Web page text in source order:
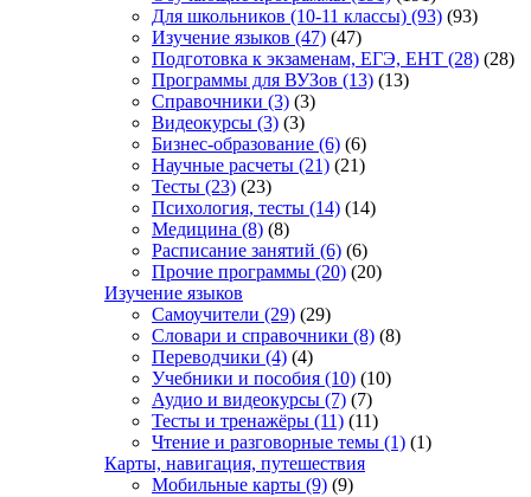
Для школьников (10-11 классы) (93) (93)
Изучение языков (47) (47)
Подготовка к экзаменам, ЕГЭ, ЕНТ (28) (28)
Программы для ВУЗов (13) (13)
Справочники (3) (3)
Видеокурсы (3) (3)
Бизнес-образование (6) (6)
Научные расчеты (21) (21)
Тесты (23) (23)
Психология, тесты (14) (14)
Медицина (8) (8)
Расписание занятий (6) (6)
Прочие программы (20) (20)
Изучение языков
Самоучители (29) (29)
Словари и справочники (8) (8)
Переводчики (4) (4)
Учебники и пособия (10) (10)
Аудио и видеокурсы (7) (7)
Тесты и тренажёры (11) (11)
Чтение и разговорные темы (1) (1)
Карты, навигация, путешествия
Мобильные карты (9) (9)